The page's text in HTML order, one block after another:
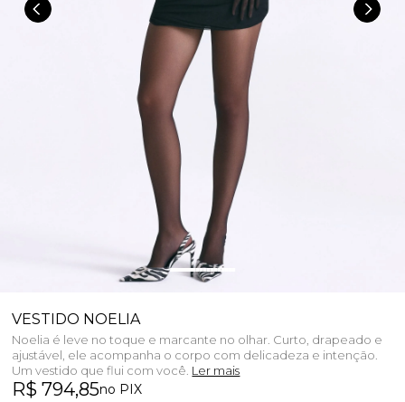
VESTIDO NOELIA
Noelia é leve no toque e marcante no olhar. Curto, drapeado e
ajustável, ele acompanha o corpo com delicadeza e intenção.
Um vestido que flui com você. Ler mais
R$ 794,85no PIX